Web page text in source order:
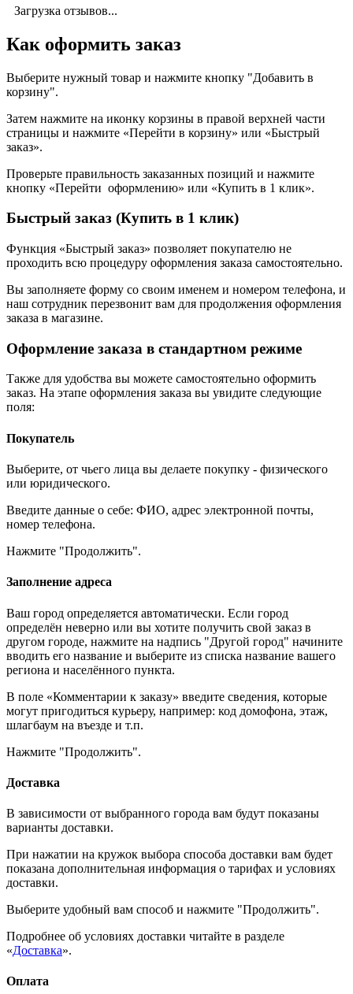
Загрузка отзывов...
Как оформить заказ
Выберите нужный товар и нажмите кнопку "Добавить в
корзину".
Затем нажмите на иконку корзины в правой верхней части
страницы и нажмите «Перейти в корзину» или «Быстрый
заказ».
Проверьте правильность заказанных позиций и нажмите
кнопку «Перейти оформлению» или «Купить в 1 клик».
Быстрый заказ (Купить в 1 клик)
Функция «Быстрый заказ» позволяет покупателю не
проходить всю процедуру оформления заказа самостоятельно.
Вы заполняете форму со своим именем и номером телефона, и
наш сотрудник перезвонит вам для продолжения оформления
заказа в магазине.
Оформление заказа в стандартном режиме
Также для удобства вы можете самостоятельно оформить
заказ. На этапе оформления заказа вы увидите следующие
поля:
Покупатель
Выберите, от чьего лица вы делаете покупку - физического
или юридического.
Введите данные о себе: ФИО, адрес электронной почты,
номер телефона.
Нажмите "Продолжить".
Заполнение адреса
Ваш город определяется автоматически. Если город
определён неверно или вы хотите получить свой заказ в
другом городе, нажмите на надпись "Другой город" начините
вводить его название и выберите из списка название вашего
региона и населённого пункта.
В поле «Комментарии к заказу» введите сведения, которые
могут пригодиться курьеру, например: код домофона, этаж,
шлагбаум на въезде и т.п.
Нажмите "Продолжить".
Доставка
В зависимости от выбранного города вам будут показаны
варианты доставки.
При нажатии на кружок выбора способа доставки вам будет
показана дополнительная информация о тарифах и условиях
доставки.
Выберите удобный вам способ и нажмите "Продолжить".
Подробнее об условиях доставки читайте в разделе
«Доставка».
Оплата